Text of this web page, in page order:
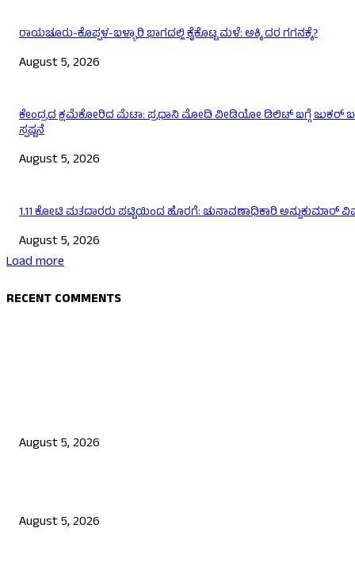
ರಾಯಚೂರು-ಕೊಪ್ಪಳ-ಬಳ್ಳಾರಿ ಭಾಗದಲ್ಲಿ ಕೈಕೊಟ್ಟ ಮಳೆ: ಅಕ್ಕಿ ದರ ಗಗನಕ್ಕೆ?
August 5, 2026
ಕೇಂದ್ರದ ಕ್ಷಮೆಕೋರಿದ ಮೆಟಾ: ಪ್ರಧಾನಿ ಮೋದಿ ವೀಡಿಯೋ ಡಿಲಿಟ್ ಬಗ್ಗೆ ಜುಕರ್
ಸ್ಪಷ್ಟನೆ
August 5, 2026
1.11 ಕೋಟಿ ಮತದಾರರು ಪಟ್ಟಿಯಿಂದ ಹೊರಗೆ: ಚುನಾವಣಾಧಿಕಾರಿ ಅನ್ಬುಕುಮಾರ್
August 5, 2026
Load more
RECENT COMMENTS
August 5, 2026
August 5, 2026